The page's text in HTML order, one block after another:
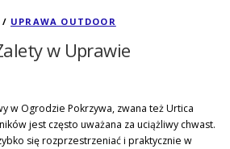
/ UPRAWA OUTDOOR
w Uprawie
w Ogrodzie Pokrzywa, zwana też Urtica
jest często uważana za uciążliwy chwast.
się rozprzestrzeniać i praktycznie w